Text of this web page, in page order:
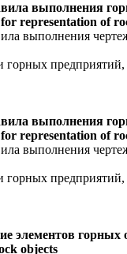
выполнения
representation of
выполнения
горных
выполнения
representation of
выполнения
горных
элементов горных
objects